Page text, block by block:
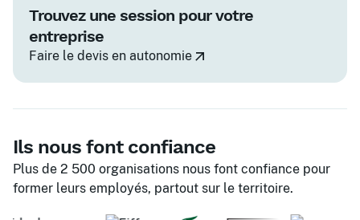
Trouvez une session pour votre
entreprise
Faire le devis en autonomie
Ils nous font confiance
Plus de 2 500 organisations nous font confiance pour
former leurs employés, partout sur le territoire.